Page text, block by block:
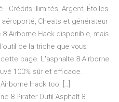
- Crédits illimités, Argent, Étoiles
Cheats et générateur
8 Airborne Hack disponible, mais
de la triche que vous
page. L'asphalte 8 Airborne
100% sûr et efficace.
Hack tool […]
8 Pirater Outil Asphalt 8